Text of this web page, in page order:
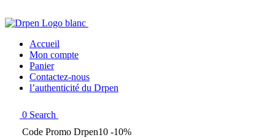
Accueil
Mon compte
Panier
Contactez-nous
l’authenticité du Drpen
0 Search
Code Promo Drpen10 -10%